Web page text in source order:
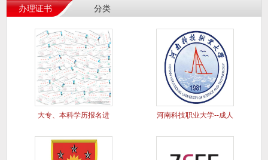
办理证书 分类
大专、本科学历报名进 河南科技职业大学--成人